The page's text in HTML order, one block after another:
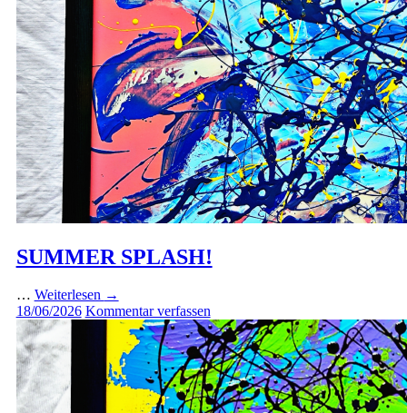
SUMMER SPLASH!
… Weiterlesen →
18/06/2026 Kommentar verfassen